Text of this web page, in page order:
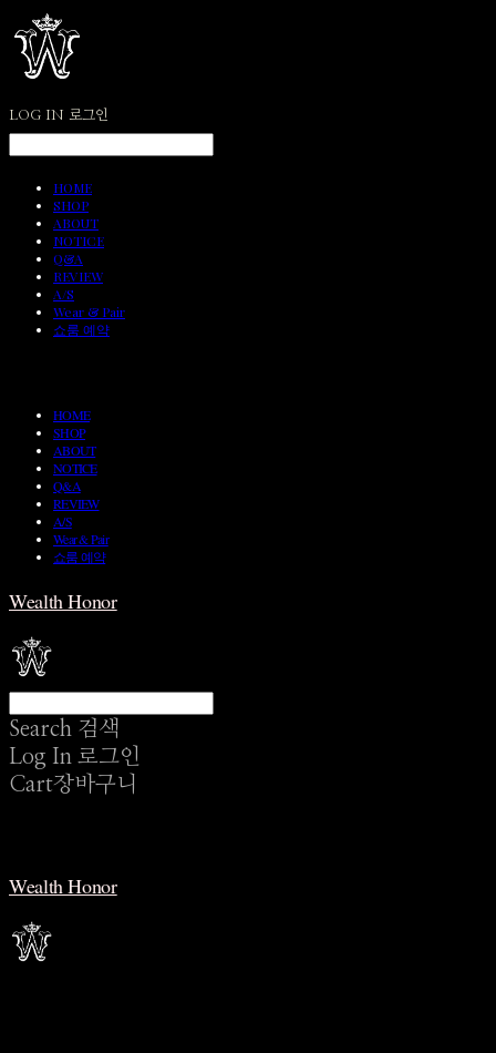
LOG IN 로그인
HOME
SHOP
ABOUT
NOTICE
Q&A
REVIEW
A/S
Wear & Pair
쇼룸 예약
HOME
SHOP
ABOUT
NOTICE
Q&A
REVIEW
A/S
Wear & Pair
쇼룸 예약
Wealth Honor
Search 검색
Log In 로그인
Cart장바구니
Wealth Honor